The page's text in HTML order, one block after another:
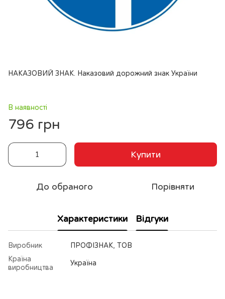
НАКАЗОВИЙ ЗНАК. Наказовий дорожний знак України
В наявності
796 грн
Купити
До обраного Порівняти
Характеристики Відгуки
Виробник
ПРОФІЗНАК, ТОВ
Країна
виробництва
Україна